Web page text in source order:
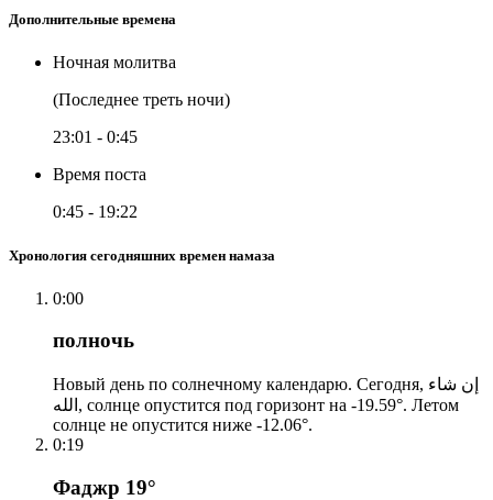
Дополнительные времена
Ночная молитва
(Последнее треть ночи)
23:01 - 0:45
Время поста
0:45 - 19:22
Хронология сегодняшних времен намаза
0:00
полночь
Новый день по солнечному календарю. Сегодня, إن شاء
الله, солнце опустится под горизонт на -19.59°. Летом
солнце не опустится ниже -12.06°.
0:19
Фаджр 19°